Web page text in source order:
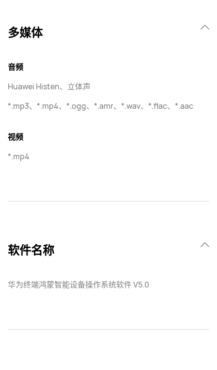
多媒体
音频
Huawei Histen、立体声
*.mp3、*.mp4、*.ogg、*.amr、*.wav、*.flac、*.aac
视频
*.mp4
软件名称
华为终端鸿蒙智能设备操作系统软件 V5.0